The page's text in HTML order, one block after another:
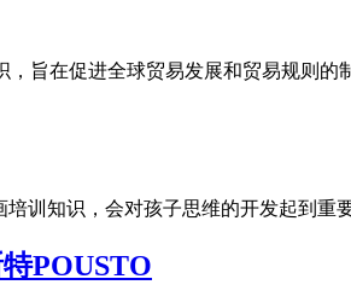
旨在促进全球贸易发展和贸易规则
训知识，会对孩子思维的开发起到重
POUSTO